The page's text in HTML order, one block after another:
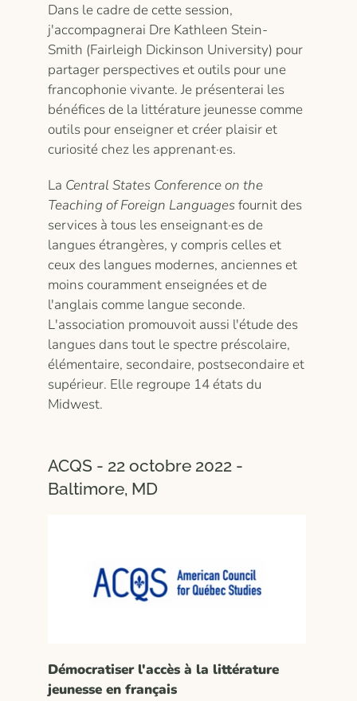
Dans le cadre de cette session,
j'accompagnerai Dre Kathleen Stein-
Smith (Fairleigh Dickinson University) pour
partager perspectives et outils pour une
francophonie vivante. Je présenterai les
bénéfices de la littérature jeunesse comme
outils pour enseigner et créer plaisir et
curiosité chez les apprenant·es.
La Central States Conference on the
Teaching of Foreign Languagesfournit des
services à tous les enseignant·es de
langues étrangères, y compris celles et
ceux des langues modernes, anciennes et
moins couramment enseignées et de
l'anglais comme langue seconde.
L'association promouvoit aussi l'étude des
langues dans tout le spectre préscolaire,
élémentaire, secondaire, postsecondaire et
supérieur. Elle regroupe 14 états du
Midwest.
ACQS - 22 octobre 2022 -
Baltimore, MD
Démocratiser l'accès à la littérature
jeunesse en français